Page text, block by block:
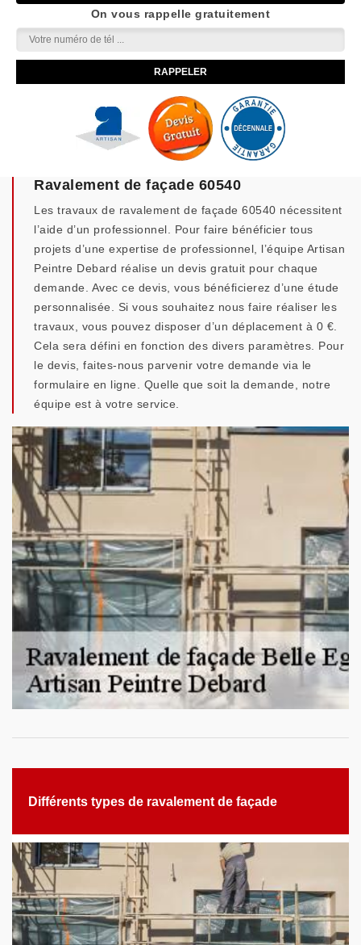
On vous rappelle gratuitement
Ravalement de façade 60540
Les travaux de ravalement de façade 60540 nécessitent
l’aide d’un professionnel. Pour faire bénéficier tous
projets d’une expertise de professionnel, l’équipe Artisan
Peintre Debard réalise un devis gratuit pour chaque
demande. Avec ce devis, vous bénéficierez d’une étude
personnalisée. Si vous souhaitez nous faire réaliser les
travaux, vous pouvez disposer d’un déplacement à 0 €.
Cela sera défini en fonction des divers paramètres. Pour
le devis, faites-nous parvenir votre demande via le
formulaire en ligne. Quelle que soit la demande, notre
équipe est à votre service.
Différents types de ravalement de façade